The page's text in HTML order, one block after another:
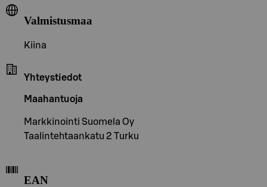
Valmistusmaa
Kiina
Yhteystiedot
Maahantuoja
Markkinointi Suomela Oy
Taalintehtaankatu 2 Turku
EAN